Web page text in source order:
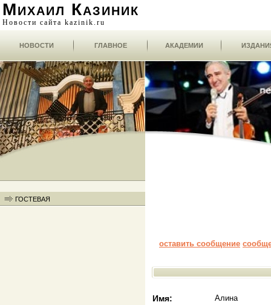
Михаил Казиник
Новости сайта kazinik.ru
НОВОСТИ ГЛАВНОЕ АКАДЕМИИ
ГОСТЕВАЯ
оставить сообщение
Имя: Алина